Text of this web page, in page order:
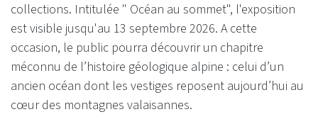
collections. Intitulée " Océan au sommet", l'exposition
est visible jusqu'au 13 septembre 2026. A cette
occasion, le public pourra découvrir un chapitre
méconnu de l’histoire géologique alpine : celui d’un
ancien océan dont les vestiges reposent aujourd’hui au
cœur des montagnes valaisannes.